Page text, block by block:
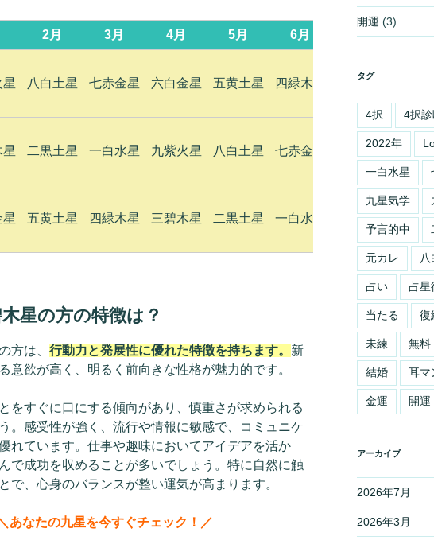
2月 3月 4月 5月 6月 7月 8月
八白土星 七赤金星 六白金星 五黄土星 四緑木星 三碧木星
二黒土星 一白水星 九紫火星 八白土星 七赤金星 六白金星 五黄
五黄土星 四緑木星 三碧木星 二黒土星 一白水星 九紫火星 八白
星の方の特徴は？
方は、 行動力と発展性に優れた特徴を持ちます。 新
意欲が高く、明るく前向きな性格が魅力的です。
をすぐに口にする傾向があり、慎重さが求められる
。感受性が強く、流行や情報に敏感で、コミュニケ
れています。仕事や趣味においてアイデアを活か
で成功を収めることが多いでしょう。特に自然に触
で、心身のバランスが整い運気が高まります。
あなたの九星を今すぐチェック！／
開運 (3)
タグ
4択 4択
2022年
一白水星
九星気学
予言的中
元カレ 八
占い 占星
当たる 復
未練 無料
結婚 耳マ
金運 開運
アーカイブ
2026年7月
2026年3月